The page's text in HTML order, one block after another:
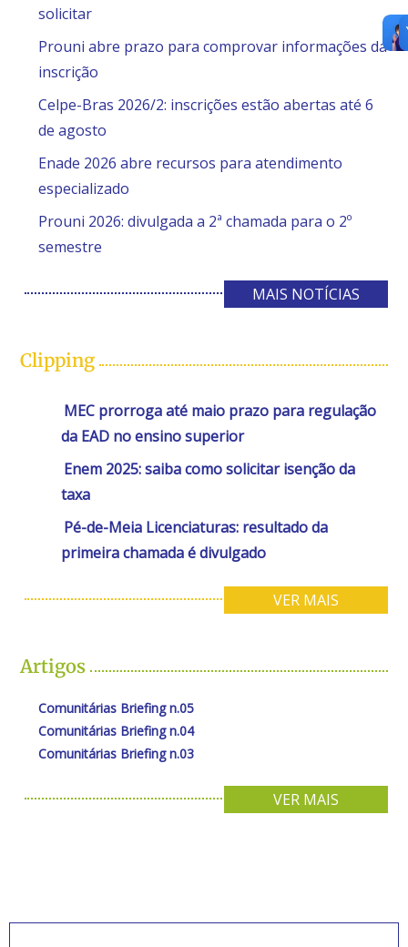
solicitar
Prouni abre prazo para comprovar informações da
inscrição
Celpe-Bras 2026/2: inscrições estão abertas até 6
de agosto
Enade 2026 abre recursos para atendimento
especializado
Prouni 2026: divulgada a 2ª chamada para o 2º
semestre
MAIS NOTÍCIAS
Clipping
MEC prorroga até maio prazo para regulação
da EAD no ensino superior
Enem 2025: saiba como solicitar isenção da
taxa
Pé-de-Meia Licenciaturas: resultado da
primeira chamada é divulgado
VER MAIS
Artigos
Comunitárias Briefing n.05
Comunitárias Briefing n.04
Comunitárias Briefing n.03
VER MAIS